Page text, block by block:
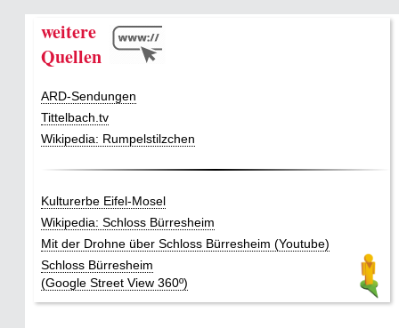
weitere
Quellen
ARD-Sendungen
Tittelbach.tv
Wikipedia: Rumpelstilzchen
Kulturerbe Eifel-Mosel
Wikipedia: Schloss Bürresheim
Mit der Drohne über Schloss Bürresheim (Youtube)
Schloss Bürresheim
(Google Street View 360º)